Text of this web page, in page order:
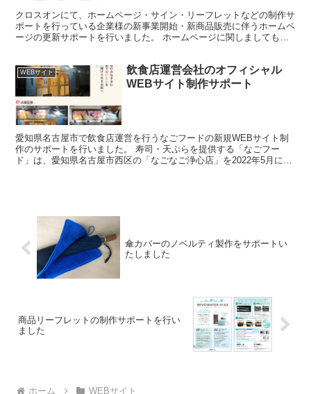
クロスオンにて、ホームページ・サイン・リーフレットなどの制作サ
ポートを行っている企業様の新事業開始・新商品販売に伴うホームペ
ージの更新サポートを行いました。 ホームページに関しましても弊
WEBサイト
飲食店運営会社のオフィシャル
WEBサイト制作サポート
愛知県名古屋市で飲食店運営を行うなごフードの新規WEBサイト制
作のサポートを行いました。 寿司・天ぷらを提供する「なごフー
ド」は、愛知県名古屋市西区の「なごなご浄心店」を2022年5月に、
傘カバーのノベルティ製作をサポートい
たしました
商品リーフレットの制作サポートを行い
ました
ホーム WEBサイト